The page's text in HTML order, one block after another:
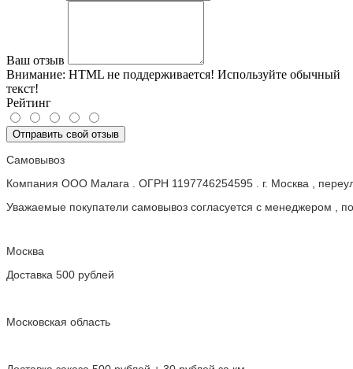
Ваш отзыв
Внимание: HTML не поддерживается! Используйте обычный
текст!
Рейтинг
Отправить свой отзыв
Самовывоз
Компания ООО Малага . ОГРН 1197746254595 . г. Москва ,
Уважаемые покупатели самовывоз согласуется с менеджером ,
Москва
Доставка 500 рублей
Московская область